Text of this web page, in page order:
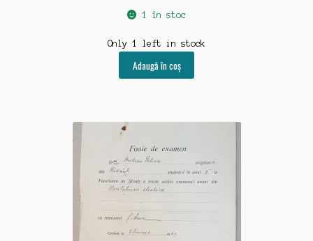
1 în stoc
Only 1 left in stock
Adaugă în coș